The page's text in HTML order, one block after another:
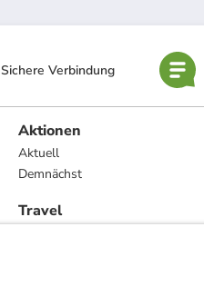
Sichere Verbindung
Aktionen
Aktuell
Demnächst
Travel